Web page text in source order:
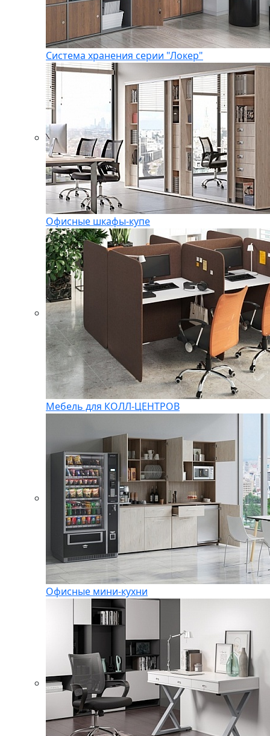
Система хранения серии "Локер"
Офисные шкафы-купе
Мебель для КОЛЛ-ЦЕНТРОВ
Офисные мини-кухни